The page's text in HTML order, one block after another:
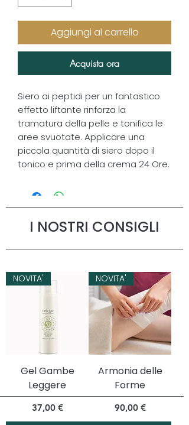
Aggiungi al carrello
Acquista ora
Siero ai peptidi per un fantastico
effetto liftante rinforza la
tramatura della pelle e tonifica le
aree svuotate. Applicare una
piccola quantità di siero dopo il
I NOSTRI CONSIGLI
NOVITA'
Gel Gambe
Leggere
Prezzo
37,00 €
NOVITA'
Armonia delle
Forme
Prezzo
90,00 €